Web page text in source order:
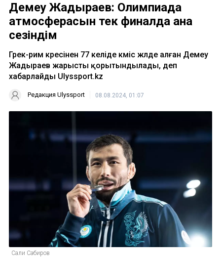
Демеу Жадыраев: Олимпиада
атмосферасын тек финалда ғана
сезіндім
Грек-рим күресінен 77 келіде күміс жүлде алған Демеу
Жадыраев жарысты қорытындылады, деп
хабарлайды Ulyssport.kz
Редакция Ulyssport 08.08.2024, 01:07
Сали Сабиров